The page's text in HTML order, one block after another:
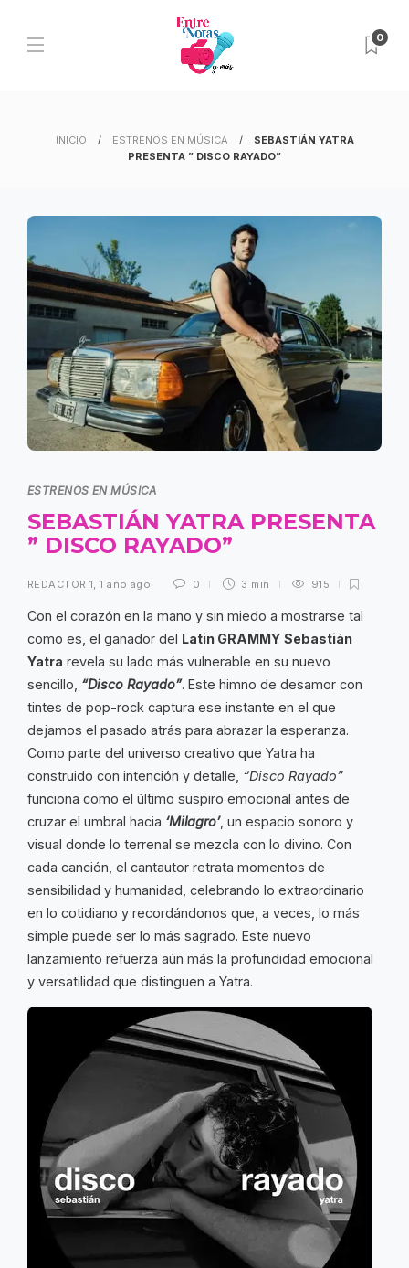
0
INICIO ESTRENOS EN MÚSICA
SEBASTIÁN YATRA
PRESENTA ” DISCO RAYADO”
ESTRENOS EN MÚSICA
SEBASTIÁN YATRA PRESENTA
” DISCO RAYADO”
REDACTOR 1,1 año ago 0 3 min 915
Con el corazón en la mano y sin miedo a mostrarse tal
como es, el ganador del Latin GRAMMY Sebastián
Yatra revela su lado más vulnerable en su nuevo
sencillo, “Disco Rayado”. Este himno de desamor con
tintes de pop-rock captura ese instante en el que
dejamos el pasado atrás para abrazar la esperanza.
Como parte del universo creativo que Yatra ha
construido con intención y detalle, “Disco Rayado”
funciona como el último suspiro emocional antes de
cruzar el umbral hacia ‘Milagro’, un espacio sonoro y
visual donde lo terrenal se mezcla con lo divino. Con
cada canción, el cantautor retrata momentos de
sensibilidad y humanidad, celebrando lo extraordinario
en lo cotidiano y recordándonos que, a veces, lo más
simple puede ser lo más sagrado. Este nuevo
lanzamiento refuerza aún más la profundidad emocional
y versatilidad que distinguen a Yatra.